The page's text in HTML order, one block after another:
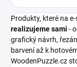
Produkty, které na
realizujeme sami -
grafický návrh,
barvení až k
WoodenPuzzle.cz